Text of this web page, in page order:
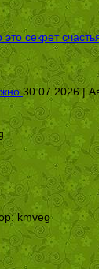
секрет
30.07.2026 |
kmveg